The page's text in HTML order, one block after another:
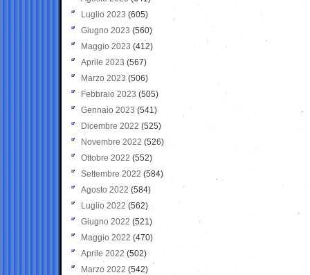
Luglio 2023 (605)
Giugno 2023 (560)
Maggio 2023 (412)
Aprile 2023 (567)
Marzo 2023 (506)
Febbraio 2023 (505)
Gennaio 2023 (541)
Dicembre 2022 (525)
Novembre 2022 (526)
Ottobre 2022 (552)
Settembre 2022 (584)
Agosto 2022 (584)
Luglio 2022 (562)
Giugno 2022 (521)
Maggio 2022 (470)
Aprile 2022 (502)
Marzo 2022 (542)